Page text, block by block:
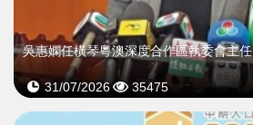
吳惠嫻任橫琴粵澳深度合作區執委會主任
31/07/2026 35475